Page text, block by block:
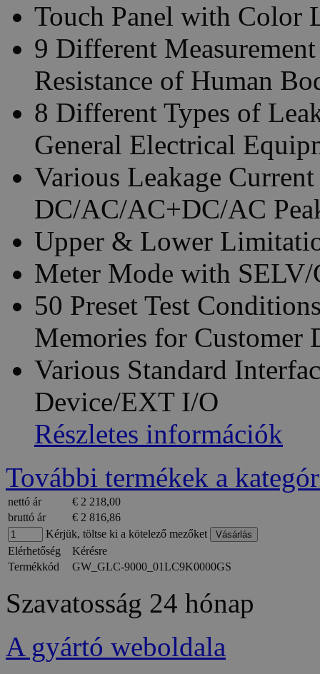
Touch Panel with Color
9 Different
Resistance of Human
8 Different Types of
General Electrical
Various Leakage
DC/AC/AC+DC/AC
Upper & Lower
Meter Mode with
50 Preset Test
Memories for Customer
Various Standard
Device/EXT I/O
Részletes információk
További termékek a
nettó ár
€ 2 218,00
bruttó ár
€ 2 816,86
Kérjük, töltse ki a kötelező mezőket
Elérhetőség
Kérésre
Termékkód
GW_GLC-9000_01LC9K0000GS
Szavatosság 24 hónap
A gyártó weboldala